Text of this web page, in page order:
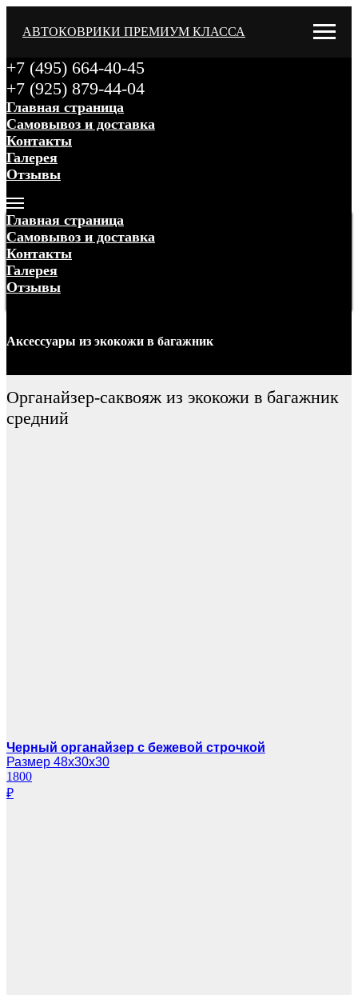
АВТОКОВРИКИ ПРЕМИУМ КЛАССА
+7 (495) 664-40-45
+7 (925) 879-44-04
Главная страница
Самовывоз и доставка
Контакты
Галерея
Отзывы
Главная страница
Самовывоз и доставка
Контакты
Галерея
Отзывы
Аксессуары из экокожи в багажник
Органайзер-саквояж из экокожи в багажник
средний
Черный органайзер с бежевой строчкой
Размер 48х30х30
1800
₽